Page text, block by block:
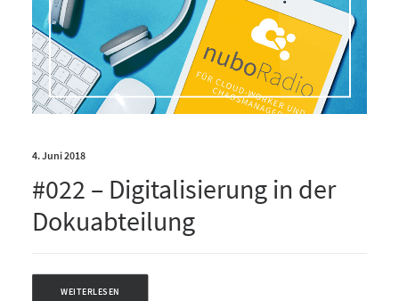
4. Juni 2018
#022 – Digitalisierung in der
Dokuabteilung
WEITERLESEN